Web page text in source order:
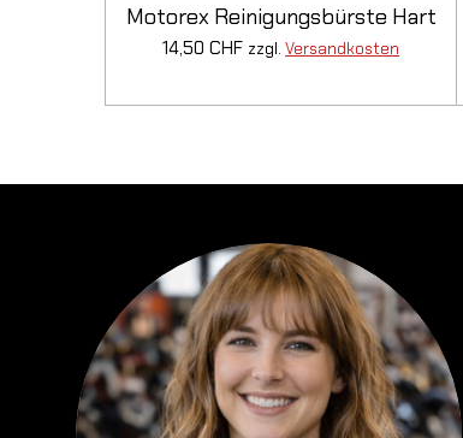
Motorex Reinigungsbürste Hart
14,50 CHF zzgl.Versandkosten